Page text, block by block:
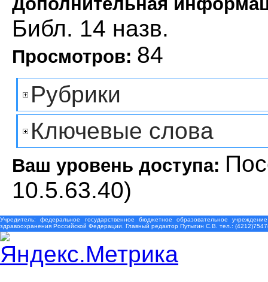
Библ. 14 назв.
Просмотров: 84
Рубрики
Ключевые слова
Ваш уровень доступа:
10.5.63.40)
Учредитель: федеральное государственное бюджетное образовательное
здравоохранения Российской Федерации. Главный редактор Путыгин С.В. тел.: